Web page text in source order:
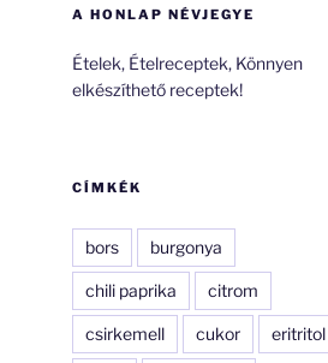
A HONLAP NÉVJEGYE
Ételek, Ételreceptek, Könnyen
elkészíthető receptek!
CÍMKÉK
bors burgonya
chili paprika citrom
csirkemell cukor eritritol